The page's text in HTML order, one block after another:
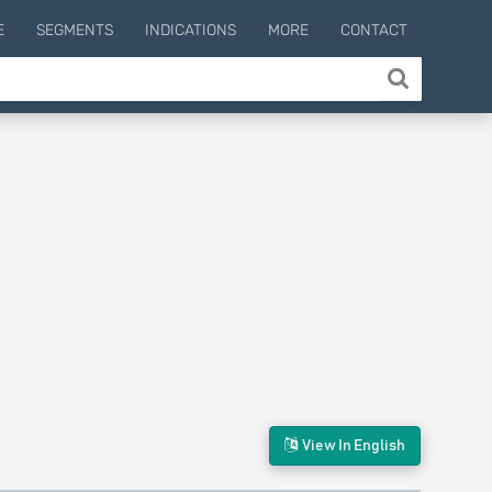
SEGMENTS INDICATIONS MORE CONTACT
View In English